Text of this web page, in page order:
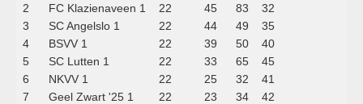
2
FC Klazienaveen 1 22 45 83
32
3
SC Angelslo 1 22 44 49
35
4
BSVV 1 22 39 50
40
5
SC Lutten 1 22 33 65
45
6
NKVV 1 22 25 32
41
7
Geel Zwart '25 1 22 23 34
42